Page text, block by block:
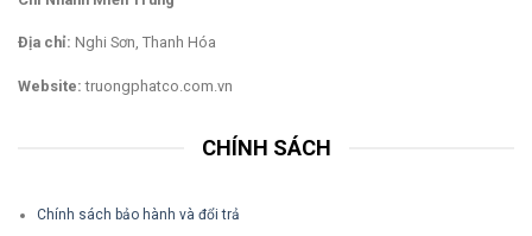
Địa chỉ: Nghi Sơn, Thanh Hóa
Website: truongphatco.com.vn
CHÍNH SÁCH
Chính sách bảo hành và đổi trả